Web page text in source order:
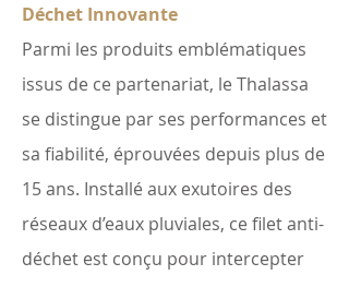
Déchet Innovante
Parmi les produits emblématiques
issus de ce partenariat, le Thalassa
se distingue par ses performances et
sa fiabilité, éprouvées depuis plus de
15 ans. Installé aux exutoires des
réseaux d’eaux pluviales, ce filet anti-
déchet est conçu pour intercepter